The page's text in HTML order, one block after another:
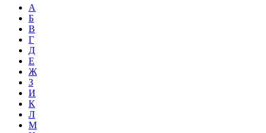
А
Б
В
Г
Д
Е
Ж
З
И
К
Л
М